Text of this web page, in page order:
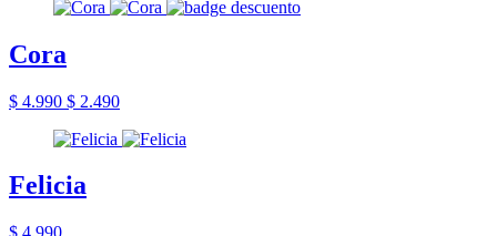
Cora
$ 4.990 $ 2.490
Felicia